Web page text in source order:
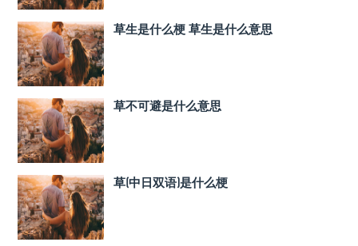
草生是什么梗 草生是什么意思
草不可避是什么意思
草(中日双语)是什么梗